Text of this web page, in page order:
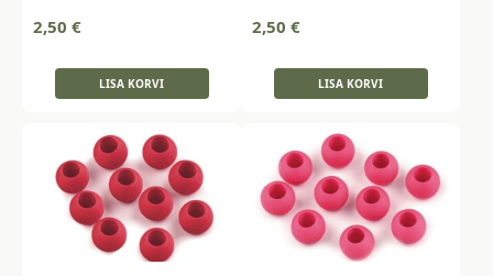
2,50 €
LISA KORVI
2,50 €
LISA KORVI